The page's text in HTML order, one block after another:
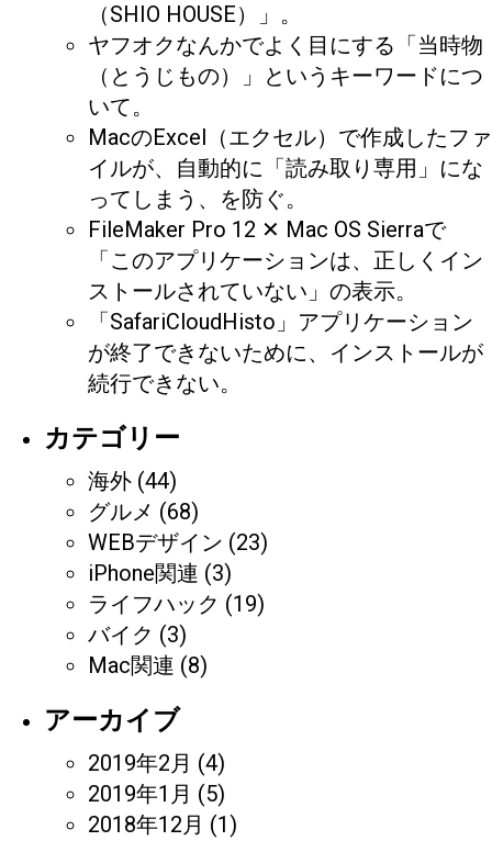
（SHIO HOUSE）」。
ヤフオクなんかでよく目にする「当時物
（とうじもの）」というキーワードにつ
いて。
MacのExcel（エクセル）で作成したファ
イルが、自動的に「読み取り専用」にな
ってしまう、を防ぐ。
FileMaker Pro 12 ✕ Mac OS Sierraで
「このアプリケーションは、正しくイン
ストールされていない」の表示。
「SafariCloudHisto」アプリケーション
が終了できないために、インストールが
続行できない。
カテゴリー
海外 (44)
グルメ (68)
WEBデザイン (23)
iPhone関連 (3)
ライフハック (19)
バイク (3)
Mac関連 (8)
アーカイブ
2019年2月 (4)
2019年1月 (5)
2018年12月 (1)